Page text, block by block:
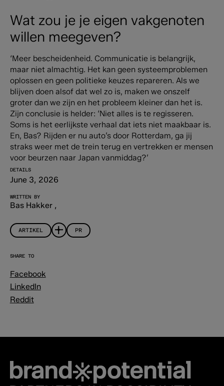
Wat zou je je eigen vakgenoten
willen meegeven?
‘Meer bescheidenheid. Communicatie is belangrijk,
maar niet almachtig. Het kan geen systeemproblemen
oplossen en geen politieke keuzes repareren. Als we
blijven doen alsof dat wel zo is, maken we onszelf
groter dan we zijn en het probleem kleiner dan het is.
Zijn conclusie is helder: ‘Niet alles is te regisseren.
Soms is het eerlijkste verhaal dat iets niet maakbaar is.
En, Bas? Rijden er nu auto’s door Rotterdam, ga jij
straks weer met de trein terug en vertrekken er mensen
voor beurzen naar Japan vanmiddag?’
DETAILS
June 3, 2026
WRITTEN BY
Bas Hakker ,
ARTIKEL PR
SHARE TO
Facebook
LinkedIn
Reddit